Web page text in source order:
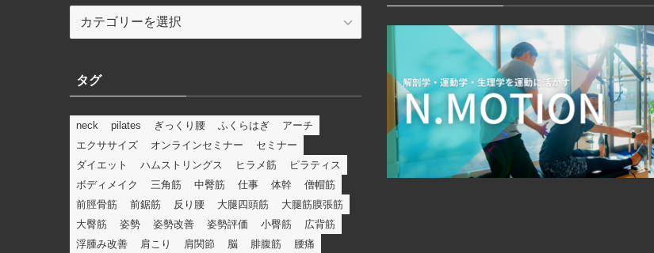
テ
リ
ー
タグ
neck pilates ぎっくり腰 ふくらはぎ
アーチ
エクササイズ
オンラインセミナー
セミナー
ダイエット
ハムストリングス ヒラメ筋
ピラティス
ボディメイク
三角筋 中臀筋 仕事 体幹
僧帽筋
前脛骨筋
前鋸筋 反り腰 大腿四頭筋
大腿筋膜張筋
大臀筋
姿勢 姿勢改善 姿勢評価 小臀筋
広背筋
浮腫み改善
肩こり 肩関節 脳 腓腹筋 腰痛